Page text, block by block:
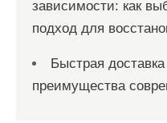
зависимости: как
подход для
Быстрая
преимущества